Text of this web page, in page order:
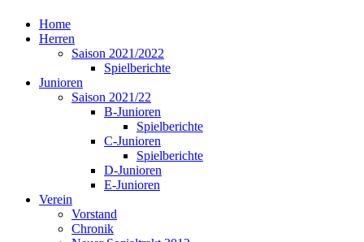
Home
Herren
Saison 2021/2022
Spielberichte
Junioren
Saison 2021/22
B-Junioren
Spielberichte
C-Junioren
Spielberichte
D-Junioren
E-Junioren
Verein
Vorstand
Chronik